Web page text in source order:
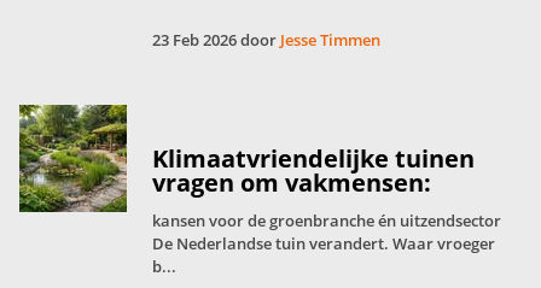
23 Feb 2026 door Jesse Timmen
Klimaatvriendelijke tuinen
vragen om vakmensen:
kansen voor de groenbranche én uitzendsector
De Nederlandse tuin verandert. Waar vroeger
b...